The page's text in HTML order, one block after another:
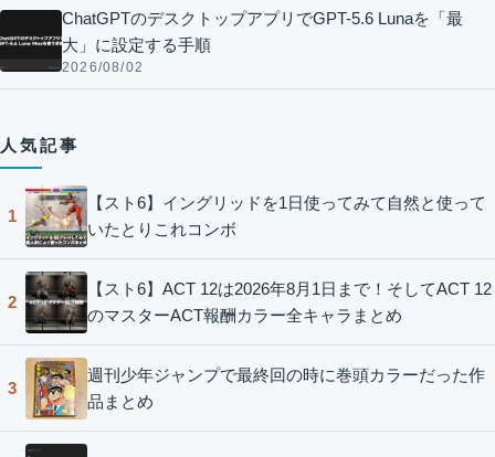
ChatGPTのデスクトップアプリでGPT-5.6 Lunaを「最
大」に設定する手順
2026/08/02
人気記事
1
【スト6】イングリッドを1日使ってみて自然と使って
いたとりこれコンボ
2
【スト6】ACT 12は2026年8月1日まで！そしてACT 12
のマスターACT報酬カラー全キャラまとめ
3
週刊少年ジャンプで最終回の時に巻頭カラーだった作
品まとめ